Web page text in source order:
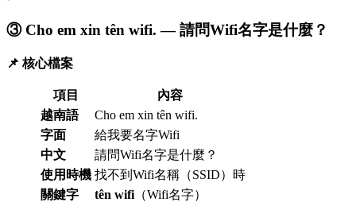
③ Cho em xin tên wifi. — 請問Wifi名字是什麼？
📌 核心檔案
項目
內容
越南語
Cho em xin tên wifi.
字面
給我要名字Wifi
中文
請問Wifi名字是什麼？
使用時機 找不到Wifi名稱（SSID）時
關鍵字
tên wifi （Wifi名字）